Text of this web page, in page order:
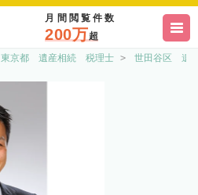
月間閲覧件数
200万超
東京都 遺産相続 税理士 世田谷区 遺